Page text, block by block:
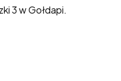
3 w Gołdapi.